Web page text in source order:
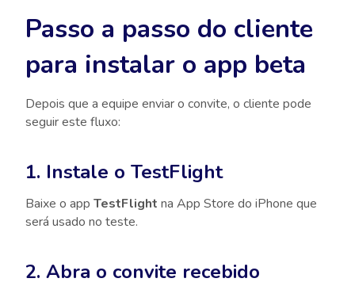
Passo a passo do cliente
para instalar o app beta
Depois que a equipe enviar o convite, o cliente pode
seguir este fluxo:
1. Instale o TestFlight
Baixe o app TestFlight na App Store do iPhone que
será usado no teste.
2. Abra o convite recebido